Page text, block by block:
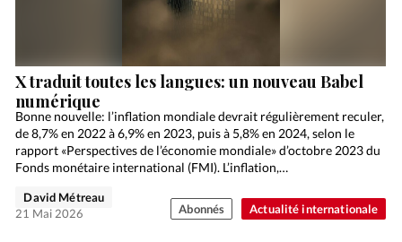
Actualité internationale
X traduit toutes les langues: un nouveau Babel
numérique
Bonne nouvelle: l’inflation mondiale devrait régulièrement reculer,
de 8,7% en 2022 à 6,9% en 2023, puis à 5,8% en 2024, selon le
rapport «Perspectives de l’économie mondiale» d’octobre 2023 du
Fonds monétaire international (FMI). L’inflation,…
David Métreau
21 Mai 2026
Abonnés